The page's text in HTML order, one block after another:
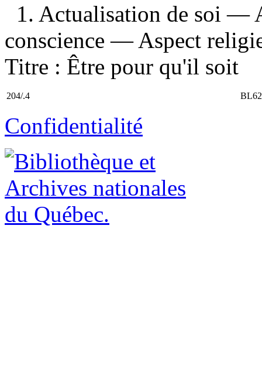
1. Actualisation de soi —
conscience — Aspect
Titre : Être pour qu'il soit
204/.4
Confidentialité